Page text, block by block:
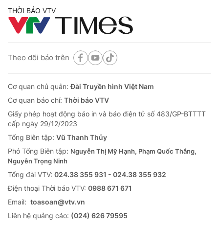
THỜI BÁO VTV
Theo dõi báo trên
Cơ quan chủ quản:Đài Truyền hình Việt Nam
Cơ quan báo chí: Thời báo VTV
Giấy phép hoạt động báo in và báo điện tử số 483/GP-BTTTT
cấp ngày 29/12/2023
Tổng Biên tập: Vũ Thanh Thủy
Phó Tổng Biên tập: Nguyễn Thị Mỹ Hạnh, Phạm Quốc Thắng,
Nguyễn Trọng Ninh
Tổng đài VTV: 024.38 355 931 - 024.38 355 932
Ðiện thoại Thời báo VTV: 0988 671 671
Email: toasoan@vtv.vn
Liên hệ quảng cáo: (024) 626 79595